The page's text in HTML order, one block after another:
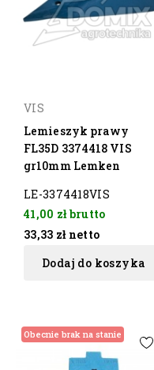
VIS
Lemieszyk prawy
FL35D 3374418 VIS
gr10mm Lemken
LE-3374418VIS
41,00 złbrutto
33,33 zł netto
Dodaj do koszyka
Obecnie brak na stanie